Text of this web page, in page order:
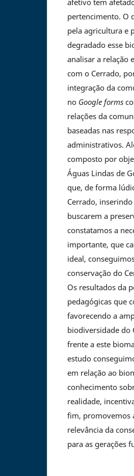
pertencimento. O
pela agricultura e
degradado esse
analisar a relação
com o Cerrado,
integração da
no Google forms
relações da
baseadas nas
administrativos.
composto por
Águas Lindas de
que, de forma
Cerrado,
buscarem a
constatamos a
importante, que
ideal,
conservação do
Os resultados da
pedagógicas que
favorecendo a
biodiversidade do
frente a este
estudo
em relação ao
conhecimento
realidade,
fim, promovemos
relevância da
para as gerações